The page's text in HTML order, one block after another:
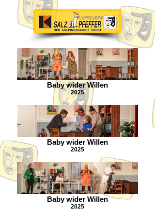
Baby wider Willen
2025
Baby wider Willen
2025
Baby wider Willen
2025